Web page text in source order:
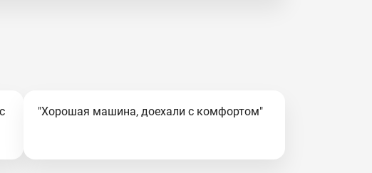
"Хорошая машина, доехали с комфортом"